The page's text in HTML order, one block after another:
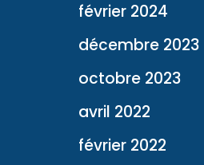
février 2024
décembre 2023
octobre 2023
avril 2022
février 2022